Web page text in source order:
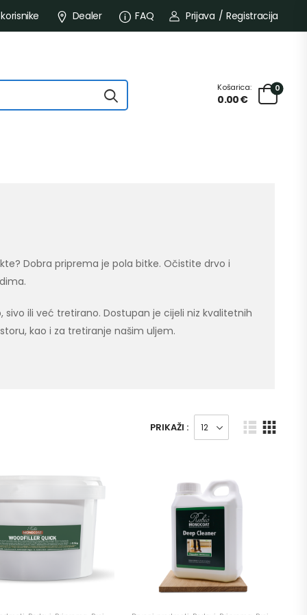
Dealer FAQ Prijava / Registracija
Košarica:
0.00€
0
Dobra priprema je pola bitke. Očistite drvo i
ili već tretirano. Dostupan je cijeli niz kvalitetnih
kao i za tretiranje našim uljem.
PRIKAŽI :